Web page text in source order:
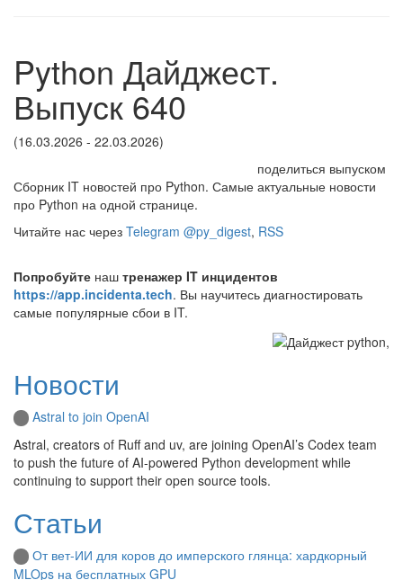
Python Дайджест.
Выпуск 640
(16.03.2026 - 22.03.2026)
поделиться выпуском
Сборник IT новостей про Python. Самые актуальные новости
про Python на одной странице.
Читайте нас через Telegram @py_digest, RSS
Попробуйте наш тренажер IT инцидентов
https://app.incidenta.tech. Вы научитесь диагностировать
самые популярные сбои в IT.
Новости
Astral to join OpenAI
Astral, creators of Ruff and uv, are joining OpenAI’s Codex team
to push the future of AI-powered Python development while
continuing to support their open source tools.
Статьи
От вет-ИИ для коров до имперского глянца: хардкорный
MLOps на бесплатных GPU